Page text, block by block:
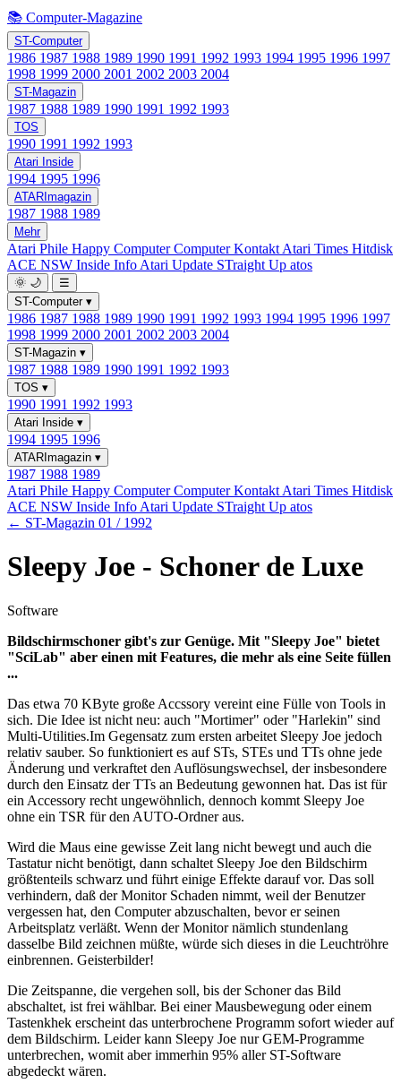
📚 Computer-Magazine
ST-Computer
1986 1987 1988 1989 1990 1991 1992 1993 1994 1995 1996 1997
1998 1999 2000 2001 2002 2003 2004
ST-Magazin
1987 1988 1989 1990 1991 1992 1993
TOS
1990 1991 1992 1993
Atari Inside
1994 1995 1996
ATARImagazin
1987 1988 1989
Mehr
Atari Phile Happy ComputerComputer Kontakt Atari Times Hitdisk
ACE NSW Inside Info Atari Update STraight Up atos
🌞 🌙
☰
ST-Computer ▾
1986 1987 1988 1989 1990 1991 1992 1993 1994 1995 1996 1997
1998 1999 2000 2001 2002 2003 2004
ST-Magazin ▾
1987 1988 1989 1990 1991 1992 1993
TOS ▾
1990 1991 1992 1993
Atari Inside ▾
1994 1995 1996
ATARImagazin ▾
1987 1988 1989
Atari Phile Happy ComputerComputer Kontakt Atari Times Hitdisk
ACE NSW Inside Info Atari Update STraight Up atos
← ST-Magazin 01 / 1992
Sleepy Joe - Schoner de Luxe
Software
Bildschirmschoner gibt's zur Genüge. Mit "Sleepy Joe" bietet
"SciLab" aber einen mit Features, die mehr als eine Seite füllen
...
Das etwa 70 KByte große Accssory vereint eine Fülle von Tools in
sich. Die Idee ist nicht neu: auch "Mortimer" oder "Harlekin" sind
Multi-Utilities.Im Gegensatz zum ersten arbeitet Sleepy Joe jedoch
relativ sauber. So funktioniert es auf STs, STEs und TTs ohne jede
Änderung und verkraftet den Auflösungswechsel, der insbesondere
durch den Einsatz der TTs an Bedeutung gewonnen hat. Das ist für
ein Accessory recht ungewöhnlich, dennoch kommt Sleepy Joe
ohne ein TSR für den AUTO-Ordner aus.
Wird die Maus eine gewisse Zeit lang nicht bewegt und auch die
Tastatur nicht benötigt, dann schaltet Sleepy Joe den Bildschirm
größtenteils schwarz und führt einige Effekte darauf vor. Das soll
verhindern, daß der Monitor Schaden nimmt, weil der Benutzer
vergessen hat, den Computer abzuschalten, bevor er seinen
Arbeitsplatz verläßt. Wenn der Monitor nämlich stundenlang
dasselbe Bild zeichnen müßte, würde sich dieses in die Leuchtröhre
einbrennen. Geisterbilder!
Die Zeitspanne, die vergehen soll, bis der Schoner das Bild
abschaltet, ist frei wählbar. Bei einer Mausbewegung oder einem
Tastenkhek erscheint das unterbrochene Programm sofort wieder auf
dem Bildschirm. Leider kann Sleepy Joe nur GEM-Programme
unterbrechen, womit aber immerhin 95% aller ST-Software
abgedeckt wären.